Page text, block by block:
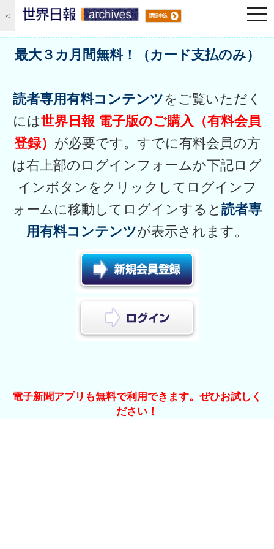
＜
最大３カ月間無料！（カード支払のみ）
読者専用有料コンテンツをご覧いただく
には世界日報 電子版のご購入（有料会員
登録） が必要です。すでに有料会員の方
は右上部のログインフォームか下記ログ
インボタンをクリックしてログインフ
ォームに移動してログインすると 読者専
用有料コンテンツが表示されます。
電子新聞アプリも無料で利用できます。ぜひお試しく
ださい！